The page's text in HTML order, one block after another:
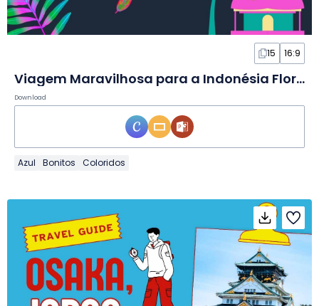
15 16:9
Viagem Maravilhosa para a Indonésia Floral em Slides
Download
Azul Bonitos Coloridos